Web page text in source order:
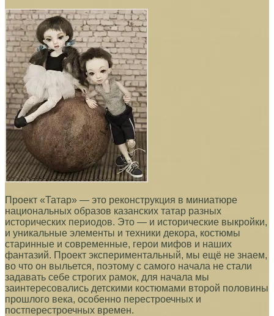
Проект «Татар» — это реконструкция в миниатюре
национальных образов казанских татар разных
исторических периодов. Это — и исторические выкройки,
и уникальные элементы и техники декора, костюмы
старинные и современные, герои мифов и наших
фантазий. Проект экспериментальный, мы ещё не знаем,
во что он выльется, поэтому с самого начала не стали
задавать себе строгих рамок, для начала мы
заинтересовались детскими костюмами второй половины
прошлого века, особенно перестроечных и
постперестроечных времен.